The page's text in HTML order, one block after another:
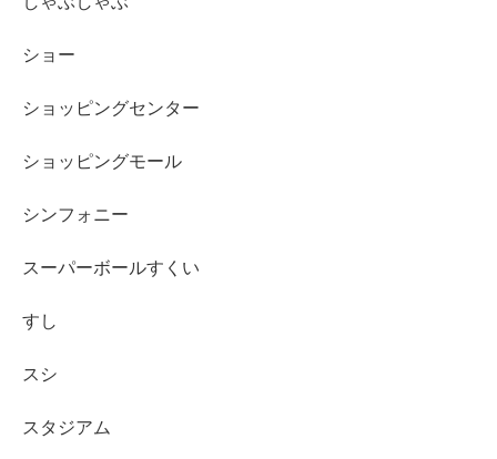
ショー
ショッピングセンター
ショッピングモール
シンフォニー
スーパーボールすくい
すし
スシ
スタジアム